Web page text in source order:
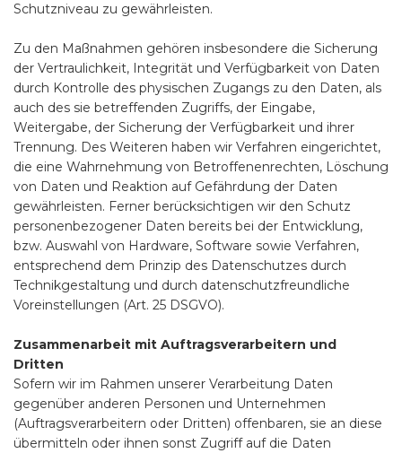
Schutzniveau zu gewährleisten.
Zu den Maßnahmen gehören insbesondere die Sicherung
der Vertraulichkeit, Integrität und Verfügbarkeit von Daten
durch Kontrolle des physischen Zugangs zu den Daten, als
auch des sie betreffenden Zugriffs, der Eingabe,
Weitergabe, der Sicherung der Verfügbarkeit und ihrer
Trennung. Des Weiteren haben wir Verfahren eingerichtet,
die eine Wahrnehmung von Betroffenenrechten, Löschung
von Daten und Reaktion auf Gefährdung der Daten
gewährleisten. Ferner berücksichtigen wir den Schutz
personenbezogener Daten bereits bei der Entwicklung,
bzw. Auswahl von Hardware, Software sowie Verfahren,
entsprechend dem Prinzip des Datenschutzes durch
Technikgestaltung und durch datenschutzfreundliche
Voreinstellungen (Art. 25 DSGVO).
Zusammenarbeit mit Auftragsverarbeitern und
Dritten
Sofern wir im Rahmen unserer Verarbeitung Daten
gegenüber anderen Personen und Unternehmen
(Auftragsverarbeitern oder Dritten) offenbaren, sie an diese
übermitteln oder ihnen sonst Zugriff auf die Daten